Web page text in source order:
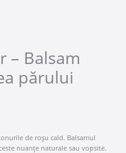
– Balsam
părului
de roșu cald. Balsamul
nuanțe naturale sau vopsite.